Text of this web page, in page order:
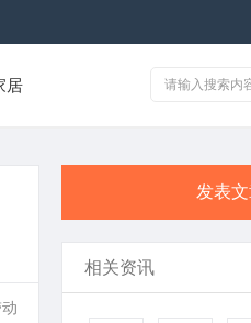
居
发表
相关资讯